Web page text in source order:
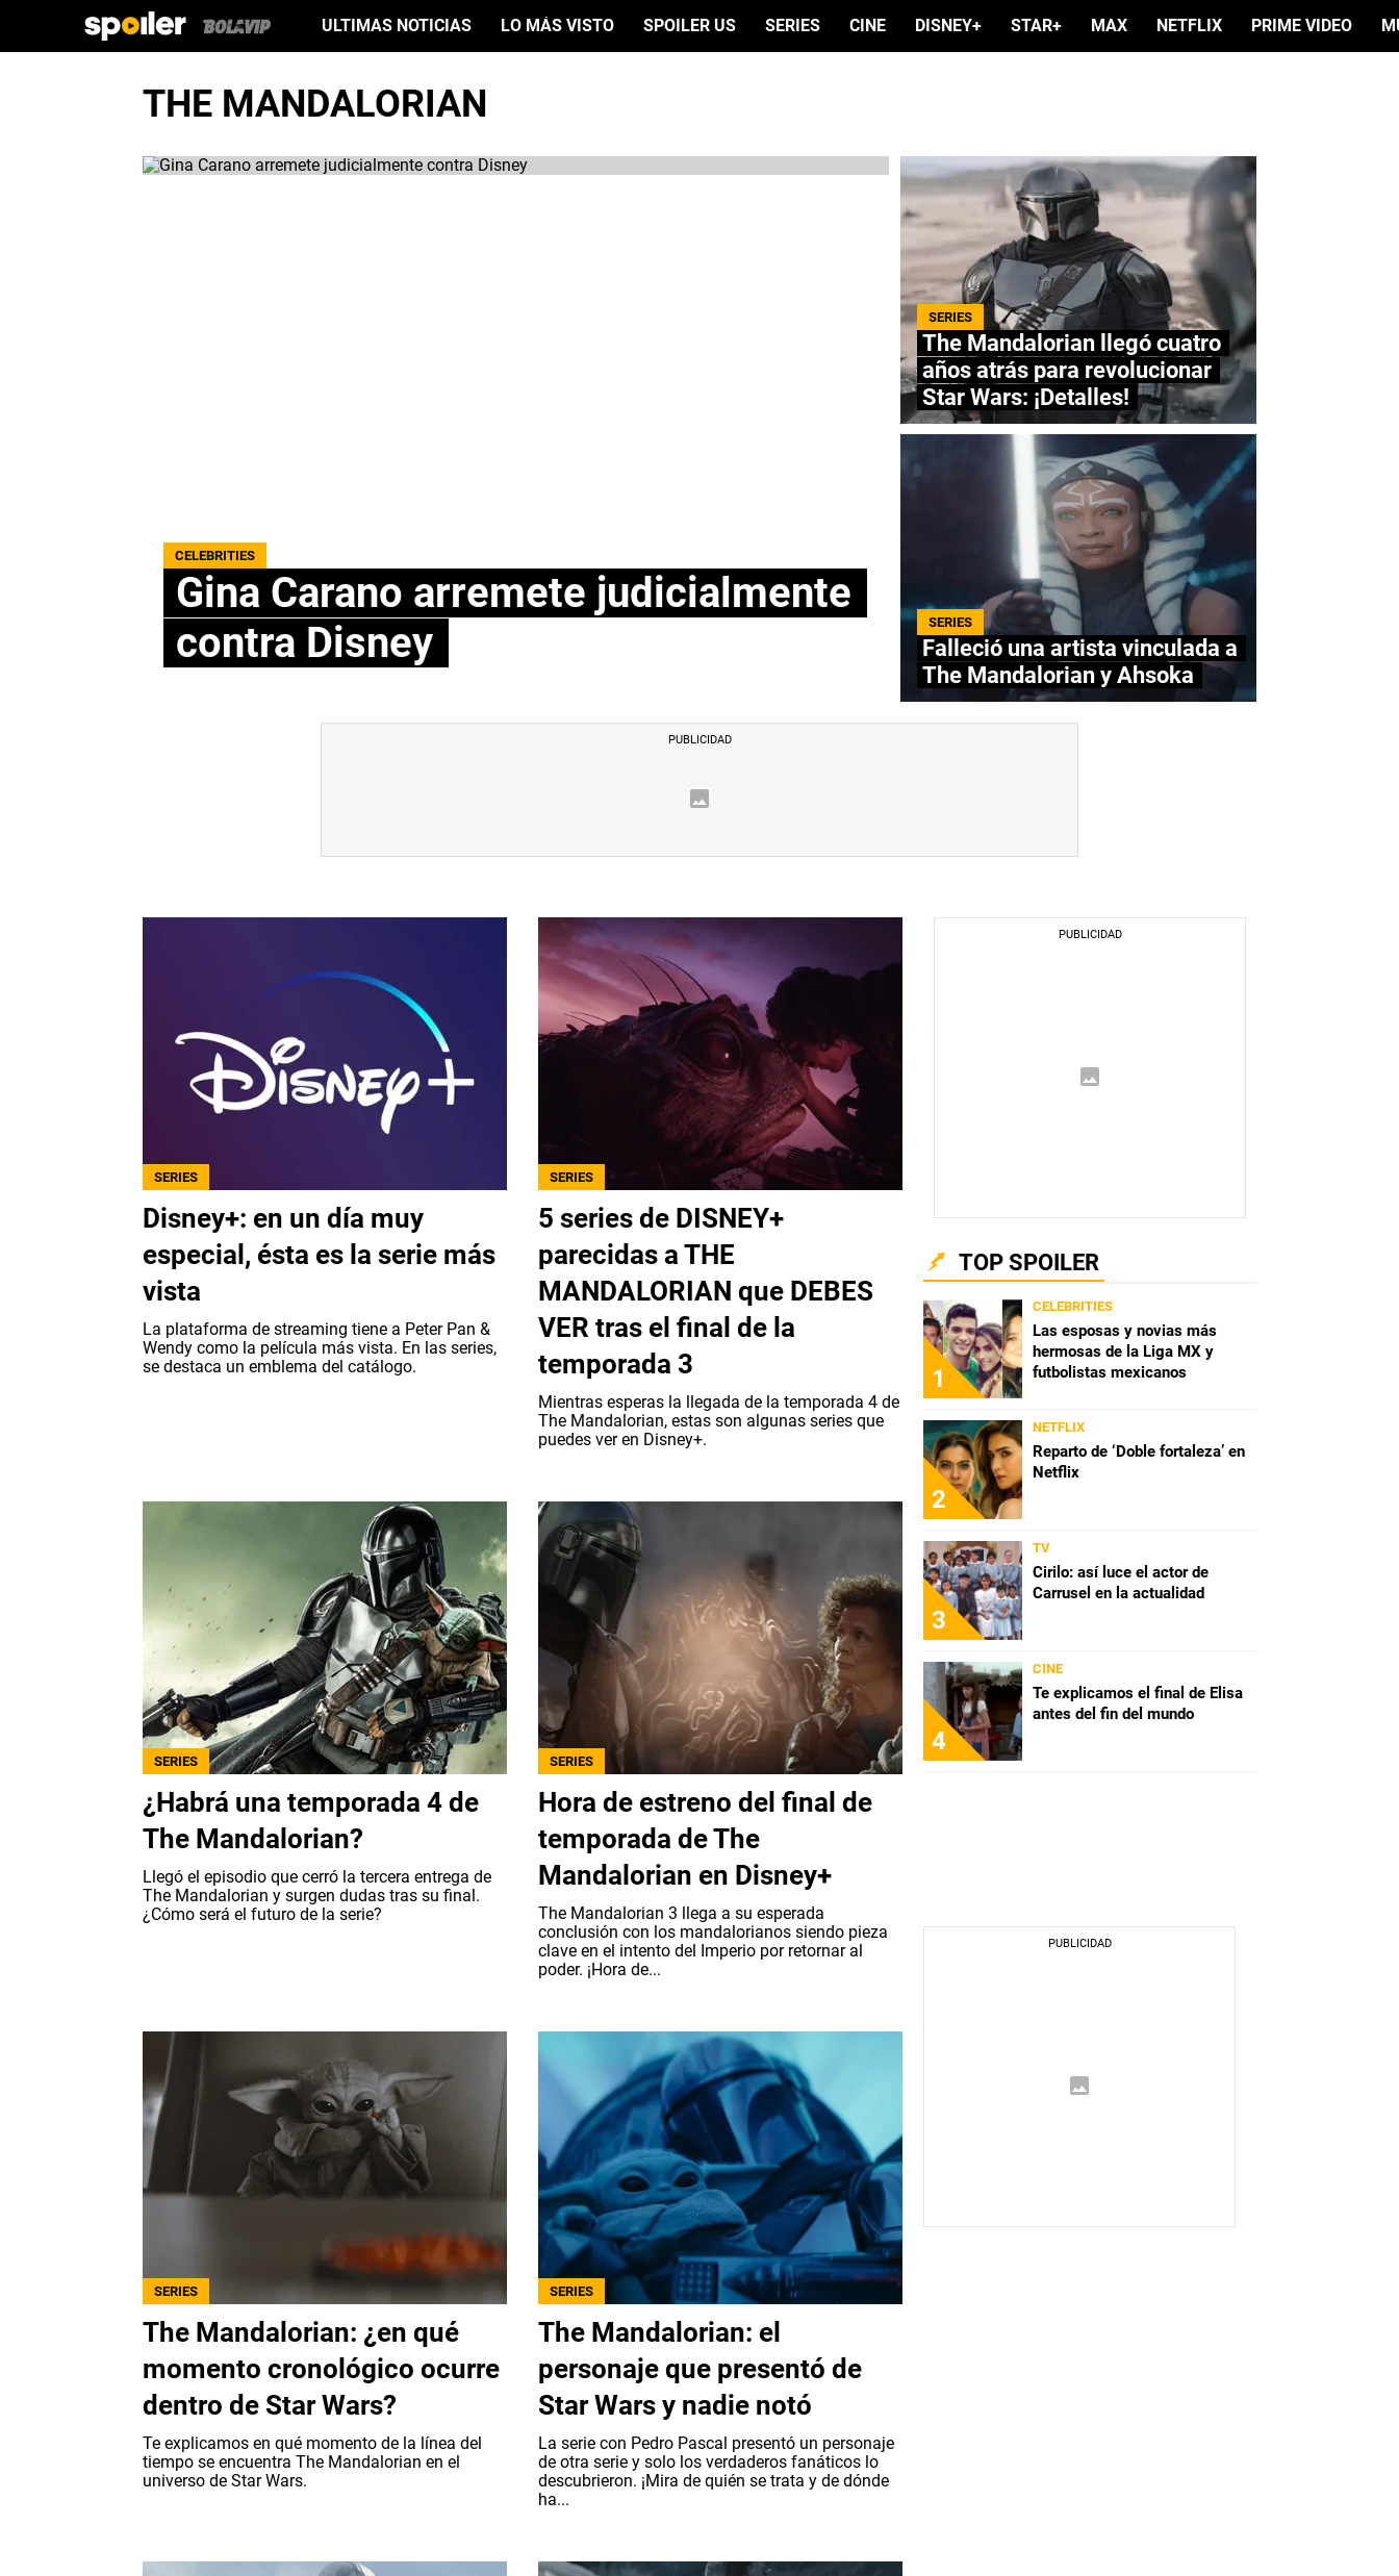
ULTIMAS NOTICIAS LO MÁS VISTO SPOILER US SERIES CINE DISNEY+ STAR+ MAX NETFLIX PRIME VIDEO
THE MANDALORIAN
CELEBRITIES
Gina Carano arremete judicialmente
contra Disney
SERIES
The Mandalorian llegó cuatro
años atrás para revolucionar
Star Wars: ¡Detalles!
SERIES
Falleció una artista vinculada a
The Mandalorian y Ahsoka
SERIES
Disney+: en un día muy
especial, ésta es la serie más
vista
La plataforma de streaming tiene a Peter Pan &
Wendy como la película más vista. En las series,
se destaca un emblema del catálogo.
SERIES
5 series de DISNEY+
parecidas a THE
MANDALORIAN que DEBES
VER tras el final de la
temporada 3
Mientras esperas la llegada de la temporada 4 de
The Mandalorian, estas son algunas series que
puedes ver en Disney+.
SERIES
¿Habrá una temporada 4 de
The Mandalorian?
Llegó el episodio que cerró la tercera entrega de
The Mandalorian y surgen dudas tras su final.
¿Cómo será el futuro de la serie?
SERIES
Hora de estreno del final de
temporada de The
Mandalorian en Disney+
The Mandalorian 3 llega a su esperada
conclusión con los mandalorianos siendo pieza
clave en el intento del Imperio por retornar al
poder. ¡Hora de...
SERIES
The Mandalorian: ¿en qué
momento cronológico ocurre
dentro de Star Wars?
Te explicamos en qué momento de la línea del
tiempo se encuentra The Mandalorian en el
universo de Star Wars.
SERIES
The Mandalorian: el
personaje que presentó de
Star Wars y nadie notó
La serie con Pedro Pascal presentó un personaje
de otra serie y solo los verdaderos fanáticos lo
descubrieron. ¡Mira de quién se trata y de dónde
ha...
TOP SPOILER
1
CELEBRITIES
Las esposas y novias más
hermosas de la Liga MX y
futbolistas mexicanos
2
NETFLIX
Reparto de ‘Doble fortaleza’ en
Netflix
3
TV
Cirilo: así luce el actor de
Carrusel en la actualidad
4
CINE
Te explicamos el final de Elisa
antes del fin del mundo